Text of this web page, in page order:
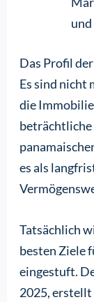
Das Profil
Es sind nicht
die
beträchtliche
es als
Tatsächlich
besten Ziele
eingestuft.
2025, erstellt